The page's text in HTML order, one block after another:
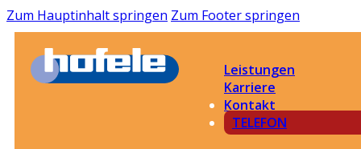
Zum Hauptinhalt springen Zum Footer springen
Leistungen
Karriere
Kontakt
TELEFON